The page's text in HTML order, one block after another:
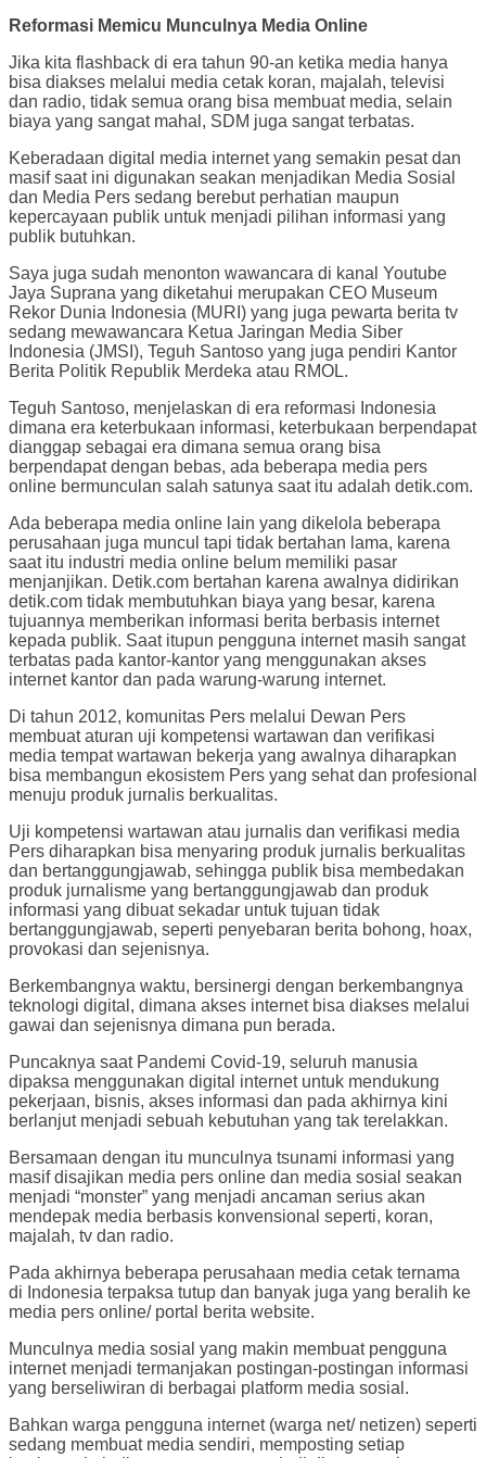
Reformasi Memicu Munculnya Media Online
Jika kita flashback di era tahun 90-an ketika media hanya
bisa diakses melalui media cetak koran, majalah, televisi
dan radio, tidak semua orang bisa membuat media, selain
biaya yang sangat mahal, SDM juga sangat terbatas.
Keberadaan digital media internet yang semakin pesat dan
masif saat ini digunakan seakan menjadikan Media Sosial
dan Media Pers sedang berebut perhatian maupun
kepercayaan publik untuk menjadi pilihan informasi yang
publik butuhkan.
Saya juga sudah menonton wawancara di kanal Youtube
Jaya Suprana yang diketahui merupakan CEO Museum
Rekor Dunia Indonesia (MURI) yang juga pewarta berita tv
sedang mewawancara Ketua Jaringan Media Siber
Indonesia (JMSI), Teguh Santoso yang juga pendiri Kantor
Berita Politik Republik Merdeka atau RMOL.
Teguh Santoso, menjelaskan di era reformasi Indonesia
dimana era keterbukaan informasi, keterbukaan berpendapat
dianggap sebagai era dimana semua orang bisa
berpendapat dengan bebas, ada beberapa media pers
online bermunculan salah satunya saat itu adalah detik.com.
Ada beberapa media online lain yang dikelola beberapa
perusahaan juga muncul tapi tidak bertahan lama, karena
saat itu industri media online belum memiliki pasar
menjanjikan. Detik.com bertahan karena awalnya didirikan
detik.com tidak membutuhkan biaya yang besar, karena
tujuannya memberikan informasi berita berbasis internet
kepada publik. Saat itupun pengguna internet masih sangat
terbatas pada kantor-kantor yang menggunakan akses
internet kantor dan pada warung-warung internet.
Di tahun 2012, komunitas Pers melalui Dewan Pers
membuat aturan uji kompetensi wartawan dan verifikasi
media tempat wartawan bekerja yang awalnya diharapkan
bisa membangun ekosistem Pers yang sehat dan profesional
menuju produk jurnalis berkualitas.
Uji kompetensi wartawan atau jurnalis dan verifikasi media
Pers diharapkan bisa menyaring produk jurnalis berkualitas
dan bertanggungjawab, sehingga publik bisa membedakan
produk jurnalisme yang bertanggungjawab dan produk
informasi yang dibuat sekadar untuk tujuan tidak
bertanggungjawab, seperti penyebaran berita bohong, hoax,
provokasi dan sejenisnya.
Berkembangnya waktu, bersinergi dengan berkembangnya
teknologi digital, dimana akses internet bisa diakses melalui
gawai dan sejenisnya dimana pun berada.
Puncaknya saat Pandemi Covid-19, seluruh manusia
dipaksa menggunakan digital internet untuk mendukung
pekerjaan, bisnis, akses informasi dan pada akhirnya kini
berlanjut menjadi sebuah kebutuhan yang tak terelakkan.
Bersamaan dengan itu munculnya tsunami informasi yang
masif disajikan media pers online dan media sosial seakan
menjadi “monster” yang menjadi ancaman serius akan
mendepak media berbasis konvensional seperti, koran,
majalah, tv dan radio.
Pada akhirnya beberapa perusahaan media cetak ternama
di Indonesia terpaksa tutup dan banyak juga yang beralih ke
media pers online/ portal berita website.
Munculnya media sosial yang makin membuat pengguna
internet menjadi termanjakan postingan-postingan informasi
yang berseliwiran di berbagai platform media sosial.
Bahkan warga pengguna internet (warga net/ netizen) seperti
sedang membuat media sendiri, memposting setiap